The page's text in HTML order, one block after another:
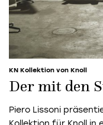
KN Kollektion von Knoll
Der mit den
Piero Lissoni